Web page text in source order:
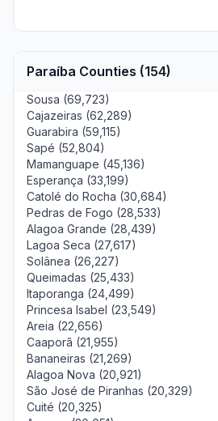
Paraíba Counties (154)
Sousa (69,723)
Cajazeiras (62,289)
Guarabira (59,115)
Sapé (52,804)
Mamanguape (45,136)
Esperança (33,199)
Catolé do Rocha (30,684)
Pedras de Fogo (28,533)
Alagoa Grande (28,439)
Lagoa Seca (27,617)
Solânea (26,227)
Queimadas (25,433)
Itaporanga (24,499)
Princesa Isabel (23,549)
Areia (22,656)
Caaporã (21,955)
Bananeiras (21,269)
Alagoa Nova (20,921)
São José de Piranhas (20,329)
Cuité (20,325)